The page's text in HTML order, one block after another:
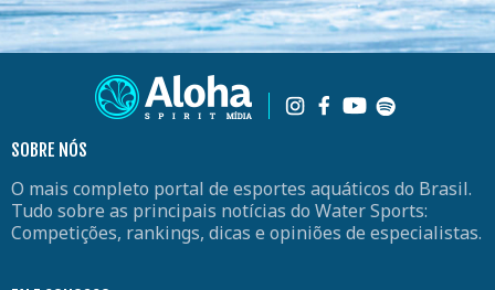
SOBRE NÓS
O mais completo portal de esportes aquáticos do Brasil.
Tudo sobre as principais notícias do Water Sports:
Competições, rankings, dicas e opiniões de especialistas.